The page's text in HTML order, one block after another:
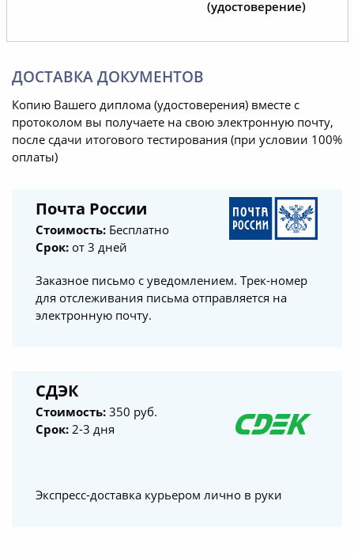
(удостоверение)
ДОСТАВКА ДОКУМЕНТОВ
Копию Вашего диплома (удостоверения) вместе с
протоколом вы получаете на свою электронную почту,
после сдачи итогового тестирования (при условии 100%
оплаты)
Почта России
Стоимость: Бесплатно
Срок: от 3 дней
Заказное письмо с уведомлением. Трек-номер
для отслеживания письма отправляется на
электронную почту.
СДЭК
Стоимость: 350 руб.
Срок: 2-3 дня
Экспресс-доставка курьером лично в руки